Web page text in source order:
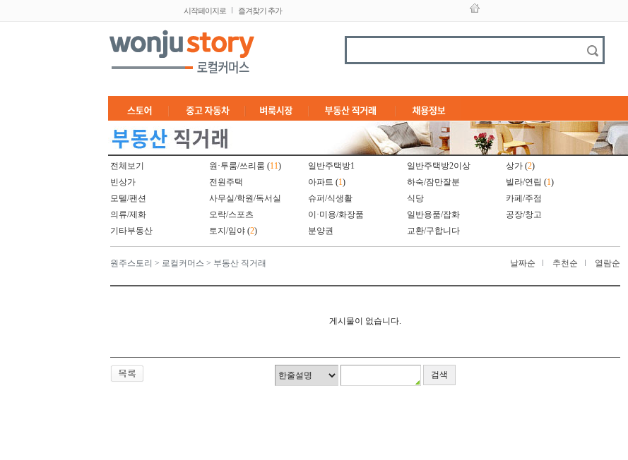
시작페이지로 즐겨찾기 추가
전체보기 원·투룸/쓰리룸 (11) 일반주택방1 일반주택방2이상 상가 (2)
빈상가
전원주택 아파트 (1) 하숙/잠만잘분 빌라/연립 (1)
모텔/팬션
사무실/학원/독서실 슈퍼/식생활 식당
카페/주점
의류/제화
오락/스포츠 이·미용/화장품 일반용품/잡화
공장/창고
기타부동산
토지/임야 (2) 분양권 교환/구합니다
원주스토리 > 로컬커머스 > 부동산 직거래 날짜순 추천순 열람순
게시물이 없습니다.